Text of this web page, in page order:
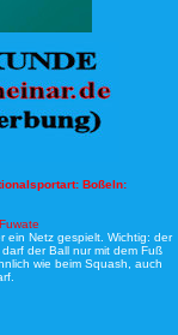
Boßeln:
ein Netz gespielt. Wichtig: der
der Ball nur mit dem Fuß
wie beim Squash, auch